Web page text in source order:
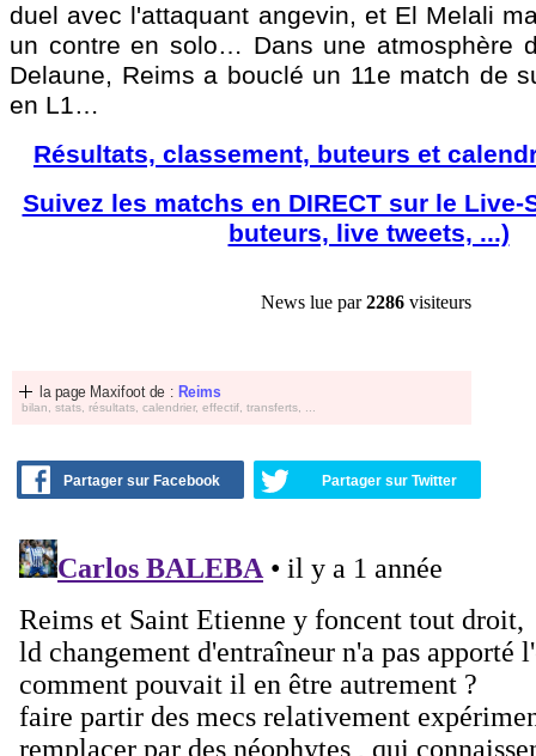
duel avec l'attaquant angevin, et El Melali
un contre en solo… Dans une atmosphère
Delaune, Reims a bouclé un 11e match de
en L1…
Résultats, classement, buteurs et
Suivez les matchs en DIRECT sur le Live-
buteurs, live tweets, ...)
News lue par2286 visiteurs
la page Maxifoot de : Reims
bilan, stats, résultats, calendrier, effectif, transferts, ...
Partager sur Facebook Partager sur Twitter